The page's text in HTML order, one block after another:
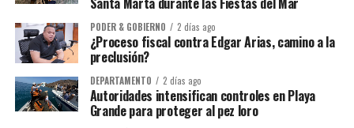
PODER & GOBIERNO 2 días ago
¿Proceso fiscal contra Edgar Arias, camino a la
preclusión?
DEPARTAMENTO 2 días ago
Autoridades intensifican controles en Playa
Grande para proteger al pez loro